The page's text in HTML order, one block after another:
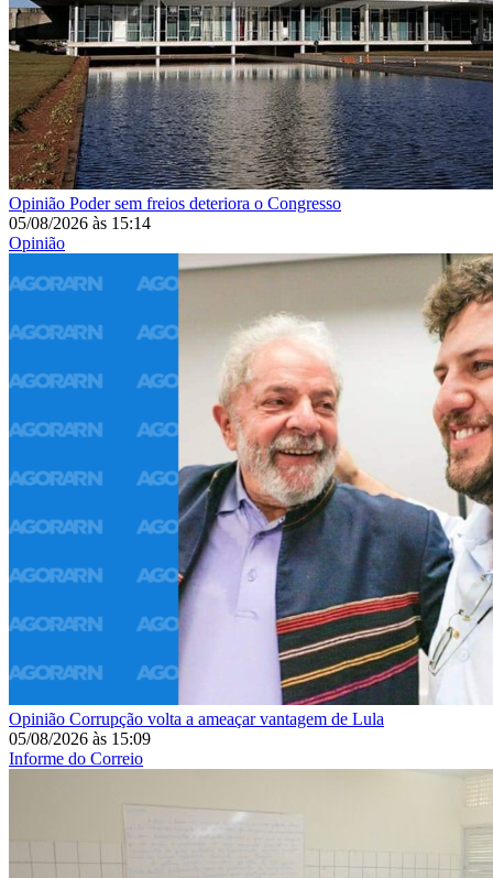
Opinião Poder sem freios deteriora o Congresso
05/08/2026 às 15:14
Opinião
Opinião Corrupção volta a ameaçar vantagem de Lula
05/08/2026 às 15:09
Informe do Correio